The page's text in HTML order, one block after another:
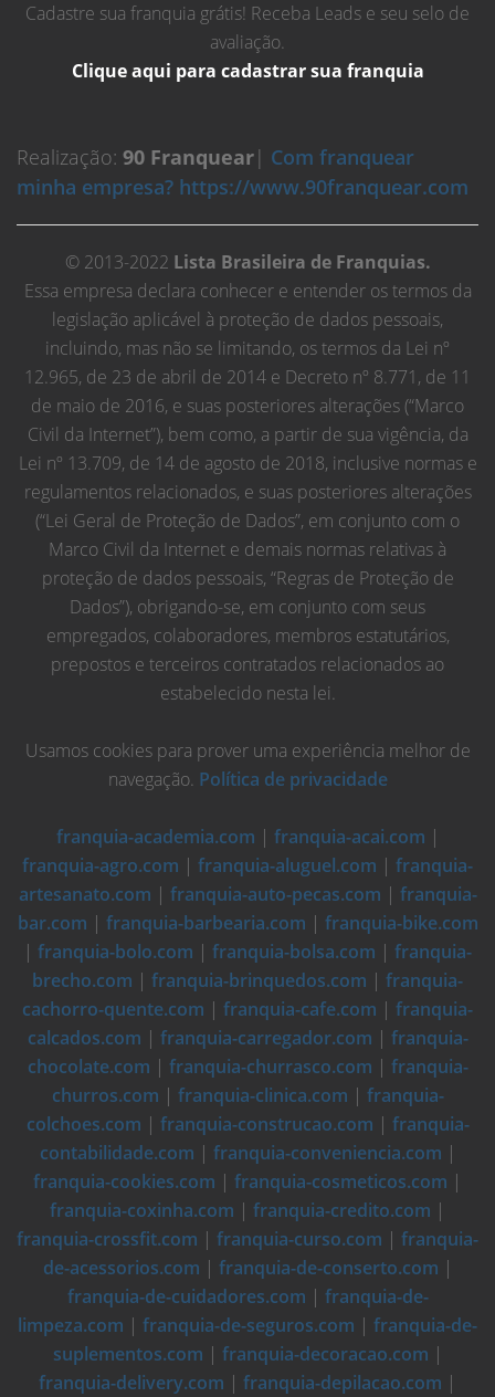
Cadastre sua franquia grátis! Receba Leads e seu selo de
avaliação.
Clique aqui para cadastrar sua franquia
Realização: 90 Franquear| Com franquear
minha empresa? https://www.90franquear.com
© 2013-2022 Lista Brasileira de Franquias.
Essa empresa declara conhecer e entender os termos da
legislação aplicável à proteção de dados pessoais,
incluindo, mas não se limitando, os termos da Lei nº
12.965, de 23 de abril de 2014 e Decreto nº 8.771, de 11
de maio de 2016, e suas posteriores alterações (“Marco
Civil da Internet”), bem como, a partir de sua vigência, da
Lei nº 13.709, de 14 de agosto de 2018, inclusive normas e
regulamentos relacionados, e suas posteriores alterações
(“Lei Geral de Proteção de Dados”, em conjunto com o
Marco Civil da Internet e demais normas relativas à
proteção de dados pessoais, “Regras de Proteção de
Dados”), obrigando-se, em conjunto com seus
empregados, colaboradores, membros estatutários,
prepostos e terceiros contratados relacionados ao
estabelecido nesta lei.
Usamos cookies para prover uma experiência melhor de
navegação. Política de privacidade
franquia-academia.com | franquia-acai.com |
franquia-agro.com | franquia-aluguel.com | franquia-
artesanato.com | franquia-auto-pecas.com | franquia-
bar.com | franquia-barbearia.com | franquia-bike.com
| franquia-bolo.com | franquia-bolsa.com | franquia-
brecho.com | franquia-brinquedos.com | franquia-
cachorro-quente.com | franquia-cafe.com | franquia-
calcados.com | franquia-carregador.com | franquia-
chocolate.com | franquia-churrasco.com | franquia-
churros.com | franquia-clinica.com | franquia-
colchoes.com | franquia-construcao.com | franquia-
contabilidade.com | franquia-conveniencia.com |
franquia-cookies.com | franquia-cosmeticos.com |
franquia-coxinha.com | franquia-credito.com |
franquia-crossfit.com | franquia-curso.com | franquia-
de-acessorios.com | franquia-de-conserto.com |
franquia-de-cuidadores.com | franquia-de-
limpeza.com | franquia-de-seguros.com | franquia-de-
suplementos.com | franquia-decoracao.com |
franquia-delivery.com | franquia-depilacao.com |